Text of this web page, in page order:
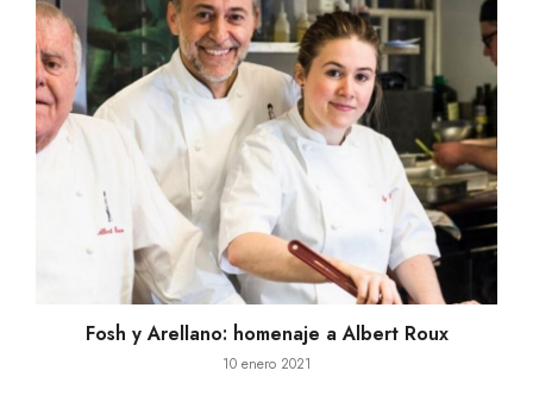
Fosh y Arellano: homenaje a Albert Roux
10 enero 2021